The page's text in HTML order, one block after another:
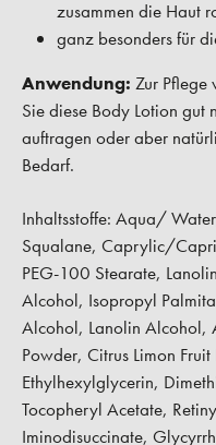
zusammen die Haut
ganz besonders für
Anwendung: Zur Pflege
Sie diese Body Lotion gut
auftragen oder aber
Bedarf.
Inhaltsstoffe: Aqua/
Squalane, Caprylic/
PEG-100 Stearate,
Alcohol, Isopropyl
Alcohol, Lanolin Alcohol,
Powder, Citrus Limon
Ethylhexylglycerin,
Tocopheryl Acetate,
Iminodisuccinate,